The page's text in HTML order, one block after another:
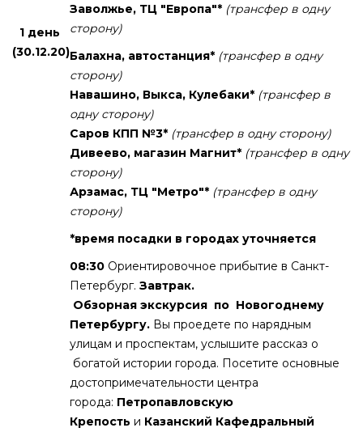
1 день
(30.12.20)
Заволжье, ТЦ "Европа"* (трансфер в одну
сторону)
Балахна, автостанция* (трансфер в одну
сторону)
Навашино, Выкса, Кулебаки* (трансфер в
одну сторону)
Саров КПП №3* (трансфер в одну сторону)
Дивеево, магазин Магнит* (трансфер в одну
сторону)
Арзамас, ТЦ "Метро"* (трансфер в одну
сторону)
*время посадки в городах уточняется
08:30 Ориентировочное прибытие в Санкт-
Петербург. Завтрак.
Обзорная экскурсия по Новогоднему
Петербургу. Вы проедете по нарядным
улицам и проспектам, услышите рассказ о
богатой истории города. Посетите основные
достопримечательности центра
города: Петропавловскую
Крепость и Казанский Кафедральный